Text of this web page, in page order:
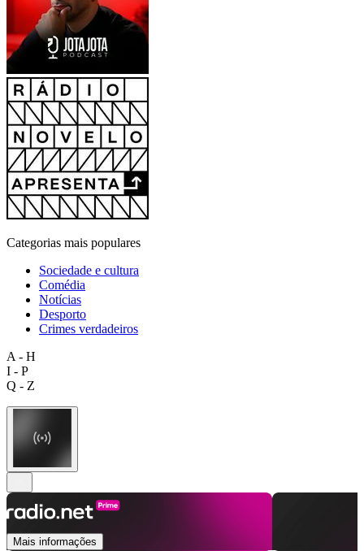
Categorias mais populares
Sociedade e cultura
Comédia
Notícias
Desporto
Crimes verdadeiros
A - H
I - P
Q - Z
Mais informações